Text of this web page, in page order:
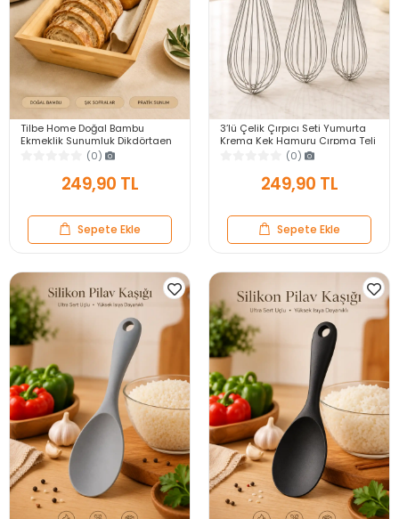
Tilbe Home Doğal Bambu
Ekmeklik Sunumluk Dikdörtgen
Kahvaltı ve Servis Sepeti
(0)
249,90 TL
Sepete Ekle
3’lü Çelik Çırpıcı Seti Yumurta
Krema Kek Hamuru Çırpma Teli
Pratik Sos Karıştırıcı Mutfak Teli
(0)
249,90 TL
Sepete Ekle